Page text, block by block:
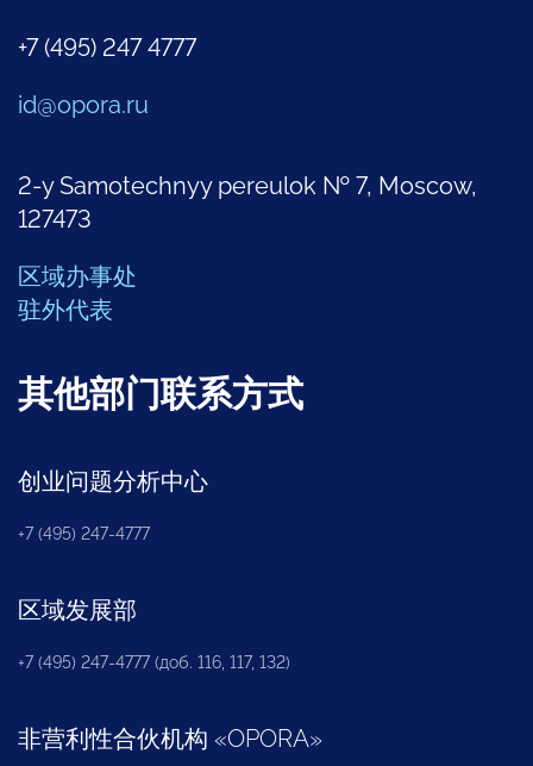
+7 (495) 247 4777
id@opora.ru
2-y Samotechnyy pereulok № 7, Moscow,
127473
区域办事处
驻外代表
其他部门联系方式
创业问题分析中心
+7 (495) 247-4777
区域发展部
+7 (495) 247-4777 (доб. 116, 117, 132)
非营利性合伙机构 «OPORA»